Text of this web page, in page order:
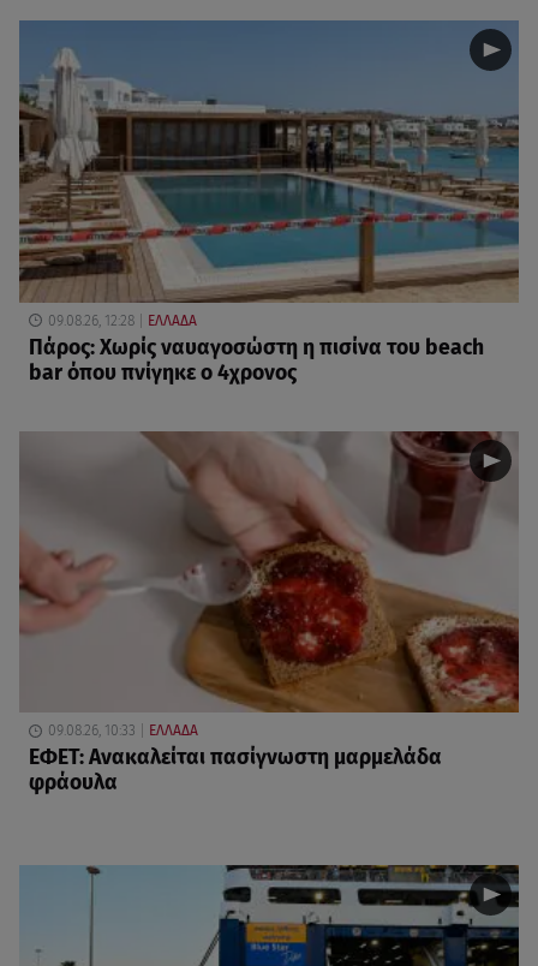
09.08.26, 12:28 ΕΛΛΑΔΑ
Πάρος: Χωρίς ναυαγοσώστη η πισίνα του beach
bar όπου πνίγηκε ο 4χρονος
09.08.26, 10:33 ΕΛΛΑΔΑ
ΕΦΕΤ: Ανακαλείται πασίγνωστη μαρμελάδα
φράουλα